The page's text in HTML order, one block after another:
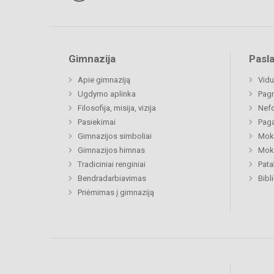
Gimnazija
Apie gimnaziją
Ugdymo aplinka
Filosofija, misija, vizija
Pasiekimai
Gimnazijos simboliai
Gimnazijos himnas
Tradiciniai renginiai
Bendradarbiavimas
Priėmimas į gimnaziją